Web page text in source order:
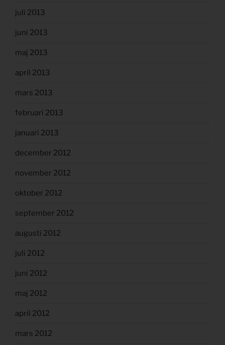
juli 2013
juni 2013
maj 2013
april 2013
mars 2013
februari 2013
januari 2013
december 2012
november 2012
oktober 2012
september 2012
augusti 2012
juli 2012
juni 2012
maj 2012
april 2012
mars 2012